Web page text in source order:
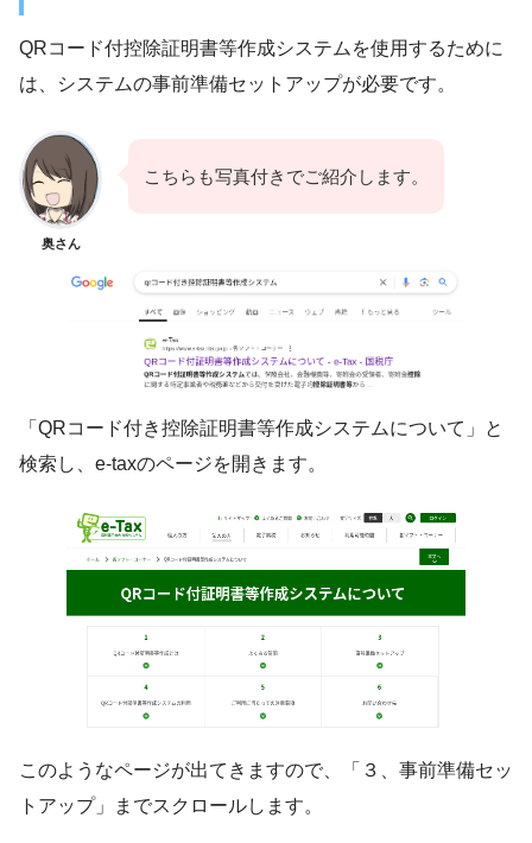
QRコード付控除証明書等作成システムを使用するために
は、システムの事前準備セットアップが必要です。
奥さん
こちらも写真付きでご紹介します。
「QRコード付き控除証明書等作成システムについて」と
検索し、e-taxのページを開きます。
このようなページが出てきますので、「３、事前準備セッ
トアップ」までスクロールします。